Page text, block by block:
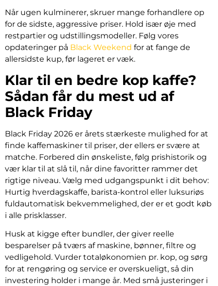
Når ugen kulminerer, skruer mange forhandlere op
for de sidste, aggressive priser. Hold især øje med
restpartier og udstillingsmodeller. Følg vores
opdateringer på Black Weekend for at fange de
allersidste kup, før lageret er væk.
Klar til en bedre kop kaffe?
Sådan får du mest ud af
Black Friday
Black Friday 2026 er årets stærkeste mulighed for at
finde kaffemaskiner til priser, der ellers er svære at
matche. Forbered din ønskeliste, følg prishistorik og
vær klar til at slå til, når dine favoritter rammer det
rigtige niveau. Vælg med udgangspunkt i dit behov:
Hurtig hverdagskaffe, barista-kontrol eller luksuriøs
fuldautomatisk bekvemmelighed, der er et godt køb
i alle prisklasser.
Husk at kigge efter bundler, der giver reelle
besparelser på tværs af maskine, bønner, filtre og
vedligehold. Vurder totaløkonomien pr. kop, og sørg
for at rengøring og service er overskueligt, så din
investering holder i mange år. Med små justeringer i